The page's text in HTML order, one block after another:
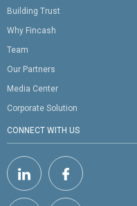
Building Trust
Why Fincash
Team
Our Partners
Media Center
Corporate Solution
CONNECT WITH US